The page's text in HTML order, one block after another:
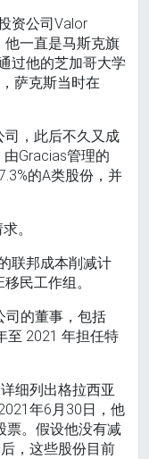
资公司Valor
他一直是马斯克旗
过他的芝加哥大学
萨克斯当时在
司，此后不久又成
Gracias管理的
的A类股份，并
。
联邦成本削减计
民工作组。
司的董事，包括
至 2021 年担任特
细列出格拉西亚
年6月30日，他
票。假设他没有减
，这些股份目前